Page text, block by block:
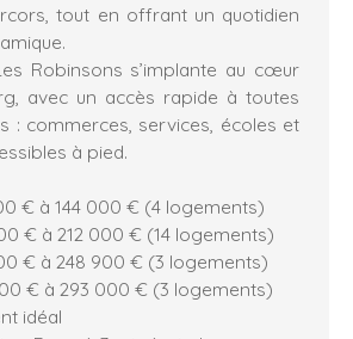
tout en offrant un quotidien
Robinsons s’implante au cœur
avec un accès rapide à toutes
: commerces, services, écoles et
à pied.
€ à 144 000 € (4 logements)
€ à 212 000 € (14 logements)
€ à 248 900 € (3 logements)
€ à 293 000 € (3 logements)
idéal